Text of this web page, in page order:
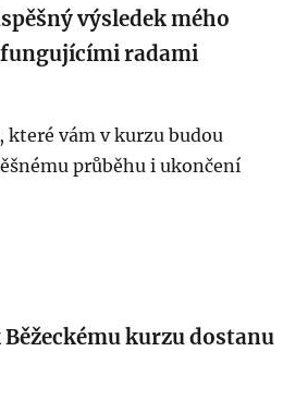
výsledek mého
fungujícími radami
které vám v kurzu budou
průběhu i ukončení
kurzu dostanu